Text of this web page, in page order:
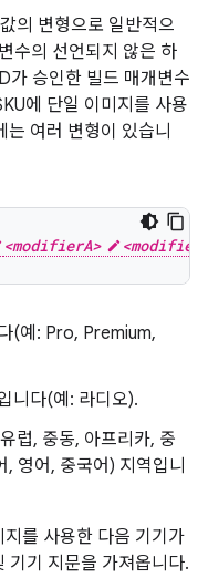
값의 변형으로 일반적으
수의 선언되지 않은 하
가 승인한 빌드 매개변수
에 단일 이미지를 사용
는 여러 변형이 있습니
<modifierA>
(예: Pro, Premium,
니다(예: 라디오).
럽, 중동, 아프리카, 중
영어, 중국어) 지역입니
를 사용한 다음 기기가
기기 지문을 가져옵니다.